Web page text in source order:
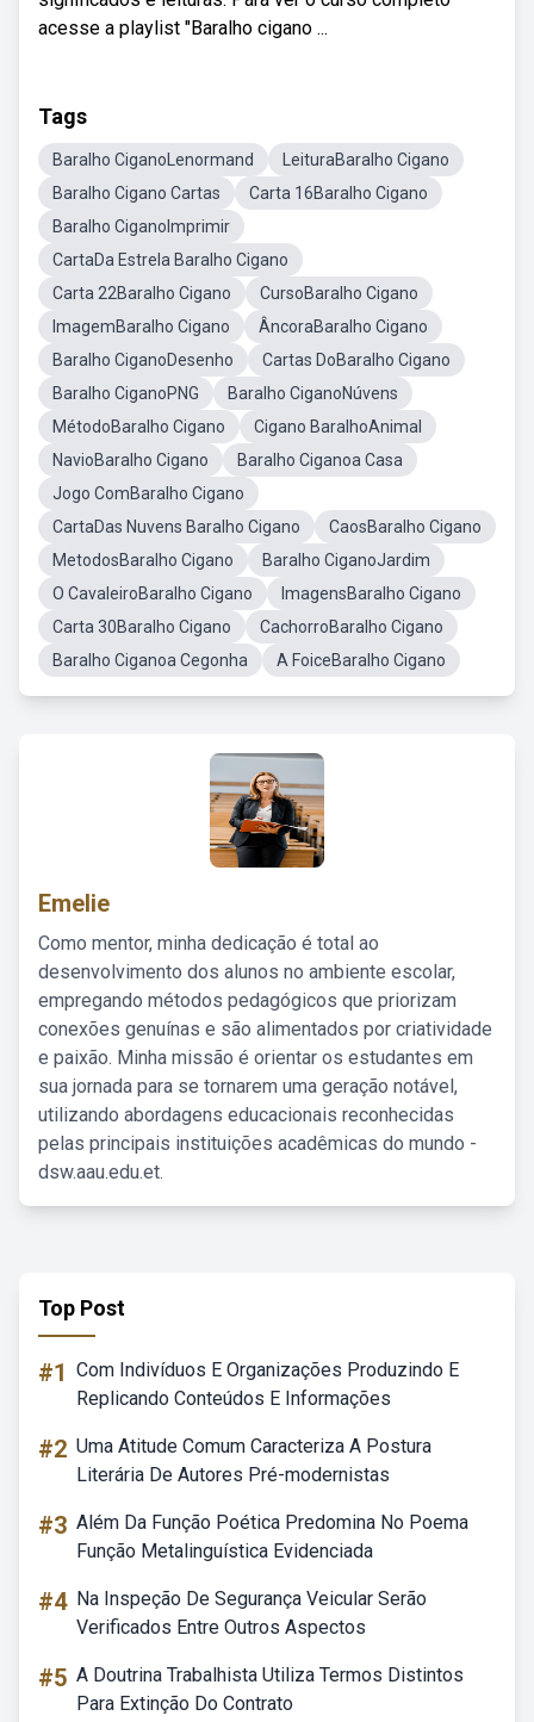
acesse a playlist "Baralho cigano ...
Tags
Baralho CiganoLenormand
LeituraBaralho Cigano
Baralho Cigano Cartas
Carta 16Baralho Cigano
Baralho CiganoImprimir
CartaDa Estrela Baralho Cigano
Carta 22Baralho Cigano
CursoBaralho Cigano
ImagemBaralho Cigano
ÂncoraBaralho Cigano
Baralho CiganoDesenho
Cartas DoBaralho Cigano
Baralho CiganoPNG
Baralho CiganoNúvens
MétodoBaralho Cigano
Cigano BaralhoAnimal
NavioBaralho Cigano
Baralho Ciganoa Casa
Jogo ComBaralho Cigano
CartaDas Nuvens Baralho Cigano
CaosBaralho Cigano
MetodosBaralho Cigano
Baralho CiganoJardim
O CavaleiroBaralho Cigano
ImagensBaralho Cigano
Carta 30Baralho Cigano
CachorroBaralho Cigano
Baralho Ciganoa Cegonha
A FoiceBaralho Cigano
Emelie
Como mentor, minha dedicação é total ao
desenvolvimento dos alunos no ambiente escolar,
empregando métodos pedagógicos que priorizam
conexões genuínas e são alimentados por criatividade
e paixão. Minha missão é orientar os estudantes em
sua jornada para se tornarem uma geração notável,
utilizando abordagens educacionais reconhecidas
pelas principais instituições acadêmicas do mundo -
dsw.aau.edu.et.
Top Post
#1 Com Indivíduos E Organizações Produzindo E
Replicando Conteúdos E Informações
#2 Uma Atitude Comum Caracteriza A Postura
Literária De Autores Pré-modernistas
#3 Além Da Função Poética Predomina No Poema
Função Metalinguística Evidenciada
#4 Na Inspeção De Segurança Veicular Serão
Verificados Entre Outros Aspectos
#5 A Doutrina Trabalhista Utiliza Termos Distintos
Para Extinção Do Contrato